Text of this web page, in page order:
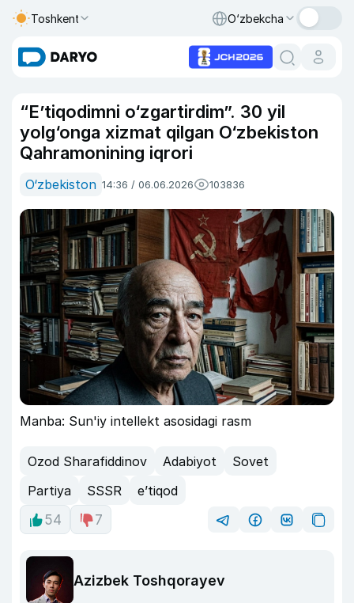
Toshkent O‘zbekcha
“E’tiqodimni o‘zgartirdim”. 30 yil
yolg‘onga xizmat qilgan O‘zbekiston
Qahramonining iqrori
O‘zbekiston 14:36 / 06.06.2026 103836
Manba: Sun'iy intellekt asosidagi rasm
Ozod Sharafiddinov Adabiyot
Sovet
Partiya
SSSR
e’tiqod
54
7
Azizbek Toshqorayev